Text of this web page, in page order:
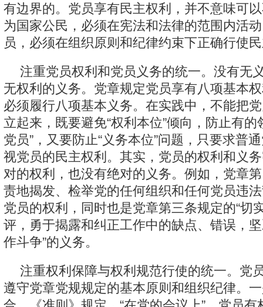
有边界的。党员享有民主权利，并不意味可
为国家公民，必须在宪法和法律的范围内活
员，必须在组织原则和纪律约束下正确行使
注重党员权利和党员义务的统一。没有无
无权利的义务。党章规定党员享有八项基本
必须履行八项基本义务。在实践中，不能把
立起来，既要避免“权利本位”倾向，防止有的
党员”，又要防止“义务本位”问题，只要求普
视党员的民主权利。其实，党员的权利和义
对的权利，也没有绝对的义务。例如，党章
责地揭发、检举党的任何组织和任何党员违
党员的权利，同时也是党章第三条规定的“切
评，勇于揭露和纠正工作中的缺点、错误，
作斗争”的义务。
注重权利保障与权利规范行使的统一。党
遵守党章党规规定的基本原则和组织纪律。